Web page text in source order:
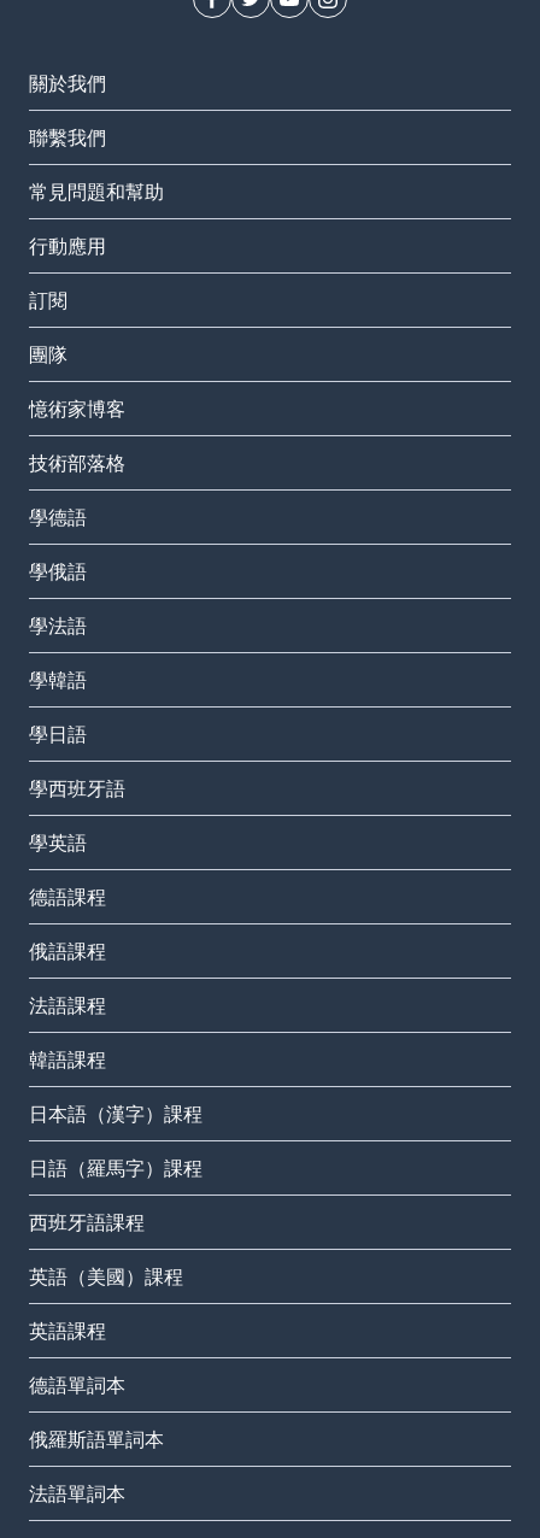
關於我們
聯繫我們
常見問題和幫助
行動應用
訂閱
團隊
憶術家博客
技術部落格
學德語
學俄語
學法語
學韓語
學日語
學西班牙語
學英語
德語課程
俄語課程
法語課程
韓語課程
日本語（漢字）課程
日語（羅馬字）課程
西班牙語課程
英語（美國）課程
英語課程
德語單詞本
俄羅斯語單詞本
法語單詞本